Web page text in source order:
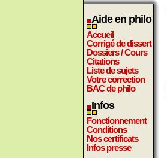
Aide en philo
Accueil
Corrigé de dissert
Dossiers / Cours
Citations
Liste de sujets
Votre correction
BAC de philo
Infos
Fonctionnement
Conditions
Nos certificats
Infos presse